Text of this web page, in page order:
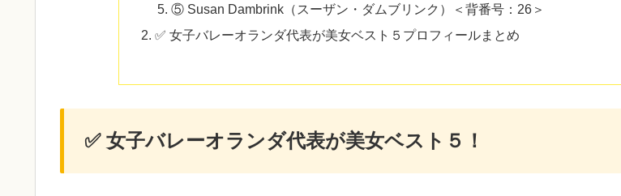
⑤ Susan Dambrink（スーザン・ダムブリンク）＜背番号：26＞
✅ 女子バレーオランダ代表が美女ベスト５プロフィールまとめ
✅ 女子バレーオランダ代表が美女ベスト５！